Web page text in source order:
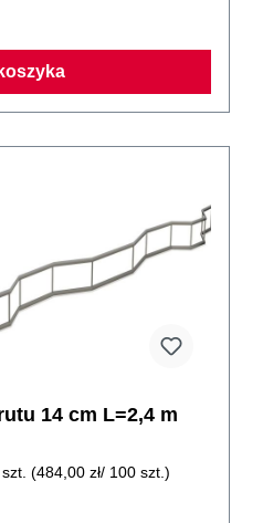
14 cm L=2,4 m
(484,00 zł/ 100 szt.)